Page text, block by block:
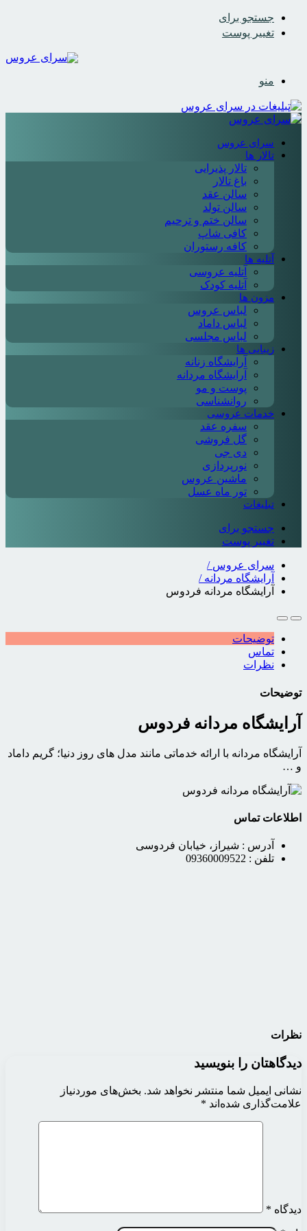
جستجو برای
تغییر پوست
منو
سرای عروس
تالار ها
تالار پذیرایی
باغ تالار
سالن عقد
سالن تولد
سالن ختم و ترحیم
کافی شاپ
کافه رستوران
آتلیه ها
آتلیه عروسی
آتلیه کودک
مزون ها
لباس عروس
لباس داماد
لباس مجلسی
زیبایی ها
آرایشگاه زنانه
آرایشگاه مردانه
پوست و مو
روانشناسی
خدمات عروسی
سفره عقد
گل فروشی
دی جی
نورپردازی
ماشین عروس
تور ماه عسل
تبلیغات
جستجو برای
تغییر پوست
سرای عروس /
آرایشگاه مردانه /
آرایشگاه مردانه فردوس
توضیحات
تماس
نظرات
توضیحات
آرایشگاه مردانه فردوس
آرایشگاه مردانه با ارائه خدماتی مانند مدل های روز دنیا؛ گریم داماد
و …
اطلاعات تماس
آدرس : شیراز، خیابان فردوسی
تلفن : 09360009522
نظرات
دیدگاهتان را بنویسید
نشانی ایمیل شما منتشر نخواهد شد. بخش‌های موردنیاز
علامت‌گذاری شده‌اند *
دیدگاه *